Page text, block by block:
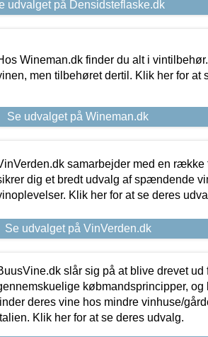
udvalget på Densidsteflaske.dk
Wineman.dk finder du alt i
men tilbehøret dertil. Klik her for at
Se udvalget på Wineman.dk
samarbejder med en
dig et bredt udvalg af spændende
Klik her for at se deres
Se udvalget på VinVerden.dk
slår sig på at blive drevet ud
købmandsprincipper,
deres vine hos mindre vinhuse/
Italien. Klik her for at se deres udvalg.